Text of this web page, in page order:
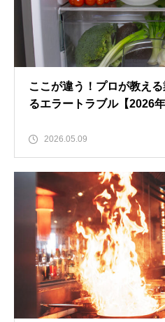
ここが違う！プロが教え
るエラートラブル【2026年
2026.05.09